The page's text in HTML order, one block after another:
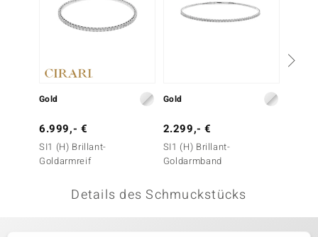
Gold
6.999,- €
SI1 (H) Brillant-
Goldarmreif
Gold
2.299,- €
SI1 (H) Brillant-
Goldarmband
Details des Schmuckstücks